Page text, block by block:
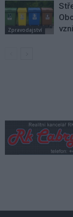
Zpravodajství